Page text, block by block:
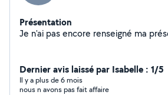
Présentation
Je n'ai pas
Dernier avis laissé par Isabelle : 1/5
Il y a plus de 6 mois
nous n avons pas fait affaire